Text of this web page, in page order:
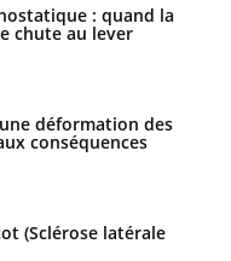
: quand la
chute au lever
déformation des
conséquences
(Sclérose latérale